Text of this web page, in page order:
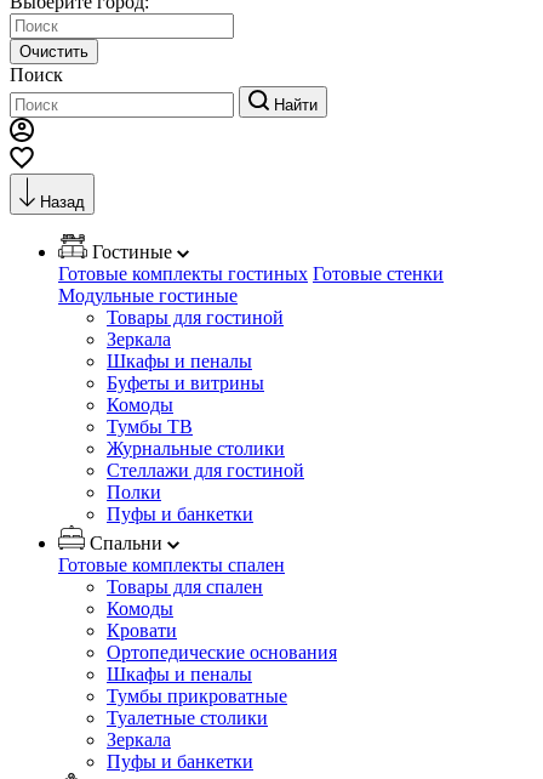
Очистить
Поиск
Найти
Назад
Гостиные
Готовые комплекты гостиных Готовые стенки
Модульные гостиные
Товары для гостиной
Зеркала
Шкафы и пеналы
Буфеты и витрины
Комоды
Тумбы ТВ
Журнальные столики
Стеллажи для гостиной
Полки
Пуфы и банкетки
Спальни
Готовые комплекты спален
Товары для спален
Комоды
Кровати
Ортопедические основания
Шкафы и пеналы
Тумбы прикроватные
Туалетные столики
Зеркала
Пуфы и банкетки